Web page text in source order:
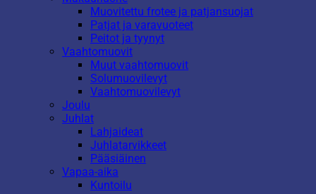
Muovitettu frotee ja patjansuojat
Patjat ja varavuoteet
Peitot ja tyynyt
Vaahtomuovit
Muut vaahtomuovit
Solumuovilevyt
Vaahtomuovilevyt
Joulu
Juhlat
Lahjaideat
Juhlatarvikkeet
Pääsiäinen
Vapaa-aika
Kuntoilu